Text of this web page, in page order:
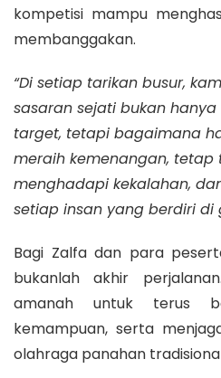
kompetisi mampu
membanggakan.
“Di setiap tarikan busur,
sasaran sejati bukan
target, tetapi bagaimana
meraih kemenangan, tetap
menghadapi kekalahan,
setiap insan yang berdiri di
Bagi Zalfa dan para
bukanlah akhir
amanah untuk terus
kemampuan, serta
olahraga panahan